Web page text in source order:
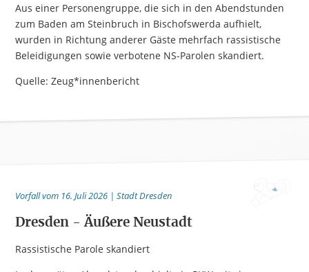
Aus einer Personengruppe, die sich in den Abendstunden
zum Baden am Steinbruch in Bischofswerda aufhielt,
wurden in Richtung anderer Gäste mehrfach rassistische
Beleidigungen sowie verbotene NS-Parolen skandiert.
Quelle: Zeug*innenbericht
Vorfall vom 16. Juli 2026 | Stadt Dresden
Dresden - Äußere Neustadt
Rassistische Parole skandiert